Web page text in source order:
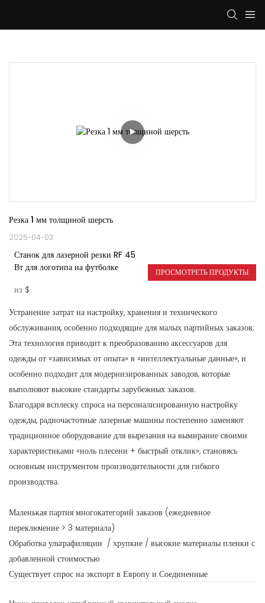
Резка 1 мм толщиной шерсть
2025-04-03
Станок для лазерной резки RF 45
Вт для логотипа на футболке
из $
ПРОСМОТРЕТЬ ПРОДУКТЫ
Устранение затрат на настройку, хранения и технического
обслуживания, особенно подходящие для малых партийных заказов;
Эта технология приводит к преобразованию аксессуаров для
одежды от «зависимых от опыта» в «интеллектуальные данные», и
особенно подходит для модернизированных заводов, которые
выполняют высокие стандарты зарубежных заказов.
Благодаря всплеску спроса на персонализированную настройку
одежды, радиочастотные лазерные машины постепенно заменяют
традиционное оборудование для вырезания на вымирание своими
характеристиками «ноль плесени + быстрый отклик», становясь
основным инструментом производительности для гибкого
производства.
Маленькая партия многокатегорий заказов (ежедневное
переключение > 3 материала)
Обработка ультрафиляции / хрупкие / высокие материалы пленки с
добавленной стоимостью
Существует спрос на экспорт в Европу и Соединенные